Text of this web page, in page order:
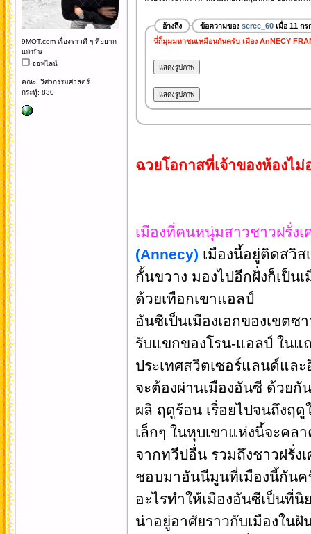
9MOT.com เรื่องราวดี ๆ ที่อยาก
แบ่งปัน
ออฟไลน์
คณะ: วิศวกรรมศาสตร์
กระทู้: 830
อ้างถึง ข้อความของ seree_60เมื่อ 11 กร
นี่ก็มุมมหาชนเหมือนกันครับ เมือง AnNECY
ฉวยโอกาสที่เจ้าของห้องไ
เมืองที่คนหนุ่มสาวชาวฝรั่ง
(Annecy) เมืองนี้อยู่ติดสวิ
กั้นขวาง มองไปอีกฝั่งก็เป็น
ด้วยเทือกเขาแอลป์
อันซีเป็นเมืองเอกของเขตซ
รับแขกของโรน-แอลป์ ในแ
ประเทศสวิตเซอร์แลนด์แล
จะต้องผ่านเมืองอันซี ด้วยกั
ผลิ ฤดูร้อน เรื่อยไปจนถึงฤ
เล็กๆ ในหุบเขาแห่งนี้จะคล
จากทวีปอื่น รวมถึงชาวฝรั่ง
ชอบมาฮันนีมูนที่เมืองนี้กันค
อะไรทำให้เมืองอันซีเป็นที่
น่าอยู่อาศัยราวกับเมืองใน